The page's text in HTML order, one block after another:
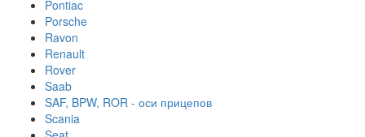
Pontiac
Porsche
Ravon
Renault
Rover
Saab
SAF, BPW, ROR - оси прицепов
Scania